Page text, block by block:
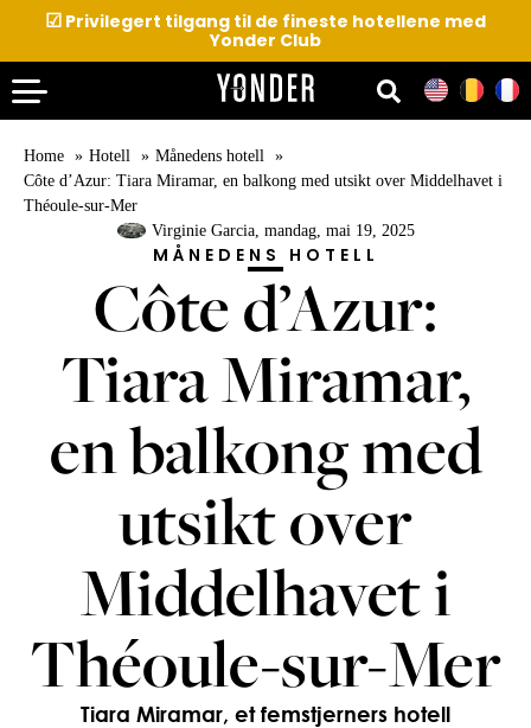
☑ Privilegert tilgang til de fineste hotellene med
Yonder Club
Home Hotell
Månedens hotell
Côte d’Azur: Tiara Miramar, en balkong med utsikt over Middelhavet i
Théoule-sur-Mer
Virginie Garcia, mandag, mai 19, 2025
MÅNEDENS HOTELL
Côte d’Azur:
Tiara Miramar,
en balkong med
utsikt over
Middelhavet i
Théoule-sur-Mer
Tiara Miramar, et femstjerners hotell